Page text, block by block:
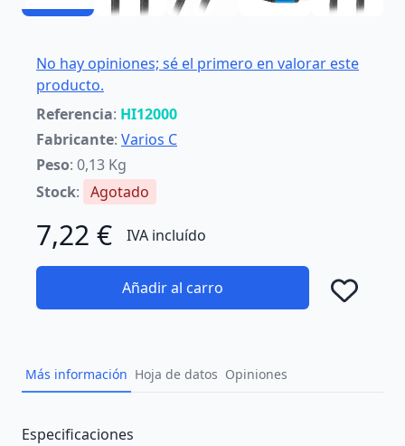
No hay opiniones; sé el primero en valorar este
producto.
Referencia: HI12000
Fabricante: Varios C
Peso: 0,13 Kg
Stock: Agotado
7,22 € IVA incluído
Añadir al carro
Más información Hoja de datos Opiniones
Description
Especificaciones